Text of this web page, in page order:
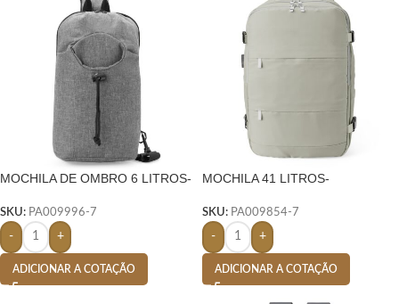
MOCHILA DE OMBRO 6 LITROS-
SKU: PA009996-7
- +
ADICIONAR A COTAÇÃO
MOCHILA 41 LITROS-
SKU: PA009854-7
- +
ADICIONAR A COTAÇÃO